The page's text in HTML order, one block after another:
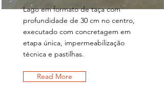
Lago em formato de taça com
profundidade de 30 cm no centro,
executado com concretagem em
etapa única, impermeabilização
técnica e pastilhas.
Read More